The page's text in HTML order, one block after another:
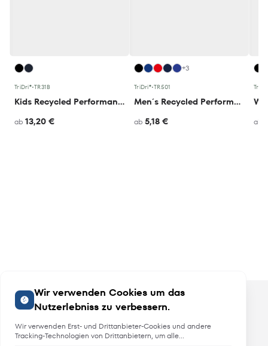
TriDri®•TR31B
Kids Recycled Performance Leggings
ab 13,20 €
+3
TriDri®•TR501
Men´s Recycled Performance T-Shirt
ab 5,18 € ab
Wir verwenden Cookies um das
Nutzerlebniss zu verbessern.
Wir verwenden Erst- und Drittanbieter-Cookies und andere
Tracking-Technologien von Drittanbietern, um alle